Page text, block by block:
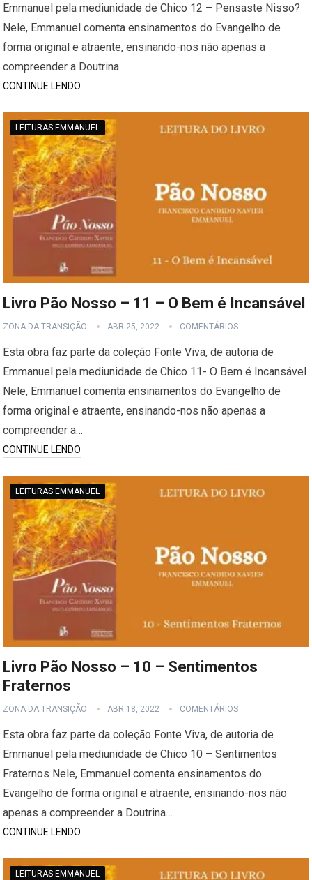
Emmanuel pela mediunidade de Chico 12 – Pensaste Nisso?
Nele, Emmanuel comenta ensinamentos do Evangelho de
forma original e atraente, ensinando-nos não apenas a
compreender a Doutrina…
CONTINUE LENDO
LEITURAS EMMANUEL
Livro Pão Nosso – 11 – O Bem é Incansável
ZONA DA TRANSIÇÃO ABR 25, 2022 COMENTÁRIOS
Esta obra faz parte da coleção Fonte Viva, de autoria de
Emmanuel pela mediunidade de Chico 11- O Bem é Incansável
Nele, Emmanuel comenta ensinamentos do Evangelho de
forma original e atraente, ensinando-nos não apenas a
compreender a…
CONTINUE LENDO
LEITURAS EMMANUEL
Livro Pão Nosso – 10 – Sentimentos
Fraternos
ZONA DA TRANSIÇÃO ABR 18, 2022 COMENTÁRIOS
Esta obra faz parte da coleção Fonte Viva, de autoria de
Emmanuel pela mediunidade de Chico 10 – Sentimentos
Fraternos Nele, Emmanuel comenta ensinamentos do
Evangelho de forma original e atraente, ensinando-nos não
apenas a compreender a Doutrina…
CONTINUE LENDO
LEITURAS EMMANUEL